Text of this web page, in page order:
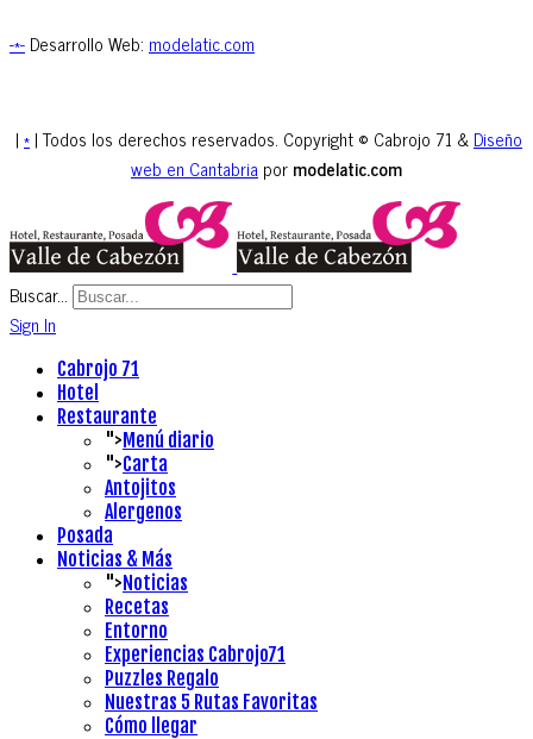
-*- Desarrollo Web: modelatic.com
| * | Todos los derechos reservados. Copyright © Cabrojo 71 & Diseño
web en Cantabria por modelatic.com
Buscar...
Sign In
Cabrojo 71
Hotel
Restaurante
">Menú diario
">Carta
Antojitos
Alergenos
Posada
Noticias & Más
">Noticias
Recetas
Entorno
Experiencias Cabrojo71
Puzzles Regalo
Nuestras 5 Rutas Favoritas
Cómo llegar